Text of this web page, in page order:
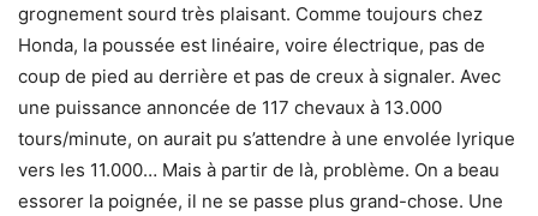
grognement sourd très plaisant. Comme toujours chez
Honda, la poussée est linéaire, voire électrique, pas de
coup de pied au derrière et pas de creux à signaler. Avec
une puissance annoncée de 117 chevaux à 13.000
tours/minute, on aurait pu s’attendre à une envolée lyrique
vers les 11.000… Mais à partir de là, problème. On a beau
essorer la poignée, il ne se passe plus grand-chose. Une